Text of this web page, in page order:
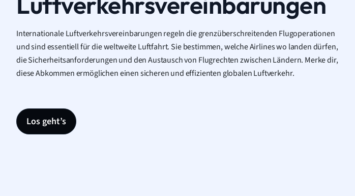
Internationale Luftverkehrsvereinbarungen regeln die grenzüberschreitenden Flugoperationen
und sind essentiell für die weltweite Luftfahrt. Sie bestimmen, welche Airlines wo landen dürfen,
die Sicherheitsanforderungen und den Austausch von Flugrechten zwischen Ländern. Merke dir,
diese Abkommen ermöglichen einen sicheren und effizienten globalen Luftverkehr.
Los geht’s